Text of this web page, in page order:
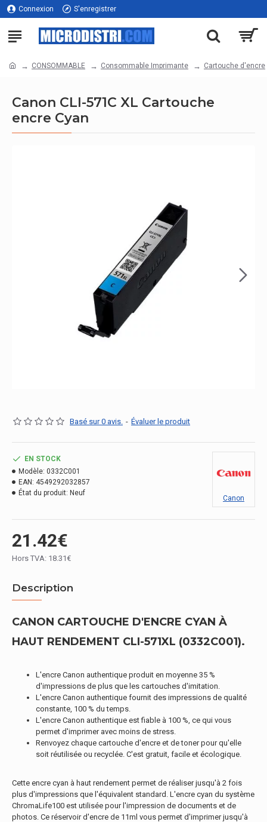
Connexion S'enregistrer
CONSOMMABLE Consommable Imprimante Cartouche d'encre
Canon CLI-571C XL Cartouche
encre Cyan
Basé sur 0 avis. - Évaluer le produit
21.42€
Hors TVA: 18.31€
EN STOCK
Modèle: 0332C001
EAN: 4549292032857
État du produit: Neuf
Canon
Description
CANON CARTOUCHE D'ENCRE CYAN À
HAUT RENDEMENT CLI-571XL (0332C001).
L'encre Canon authentique produit en moyenne 35 %
d'impressions de plus que les cartouches d'imitation.
L'encre Canon authentique fournit des impressions de qualité
constante, 100 % du temps.
L'encre Canon authentique est fiable à 100 %, ce qui vous
permet d'imprimer avec moins de stress.
Renvoyez chaque cartouche d'encre et de toner pour qu'elle
soit réutilisée ou recyclée. C'est gratuit, facile et écologique.
Cette encre cyan à haut rendement permet de réaliser jusqu'à 2 fois
plus d'impressions que l'équivalent standard. L'encre cyan du système
ChromaLife100 est utilisée pour l'impression de documents et de
photos. Ce réservoir d'encre de 11ml vous permet d'imprimer jusqu'à